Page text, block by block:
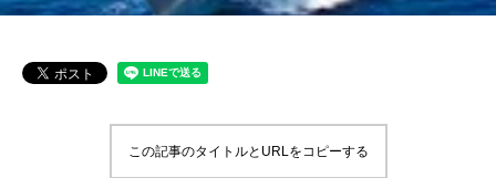
この記事のタイトルとURLをコピーする